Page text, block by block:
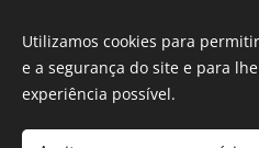
Utilizamos cookies para
e a segurança do site e para
experiência possível.